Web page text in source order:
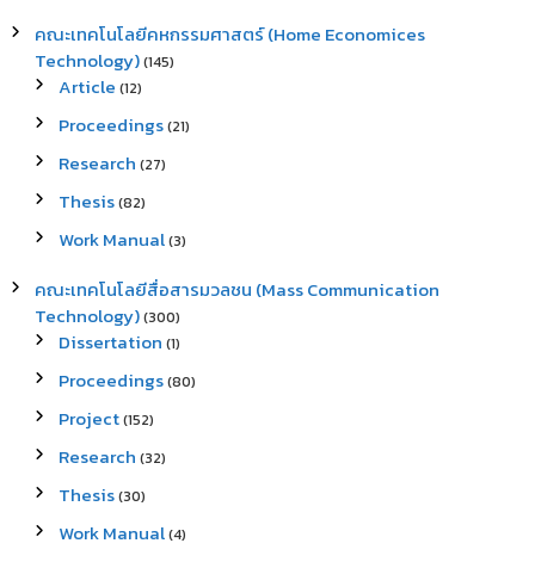
คณะเทคโนโลยีคหกรรมศาสตร์ (Home Economices
Technology)(145)
Article (12)
Proceedings(21)
Research (27)
Thesis(82)
Work Manual(3)
คณะเทคโนโลยีสื่อสารมวลชน (Mass Communication
Technology)(300)
Dissertation (1)
Proceedings(80)
Project(152)
Research (32)
Thesis(30)
Work Manual(4)